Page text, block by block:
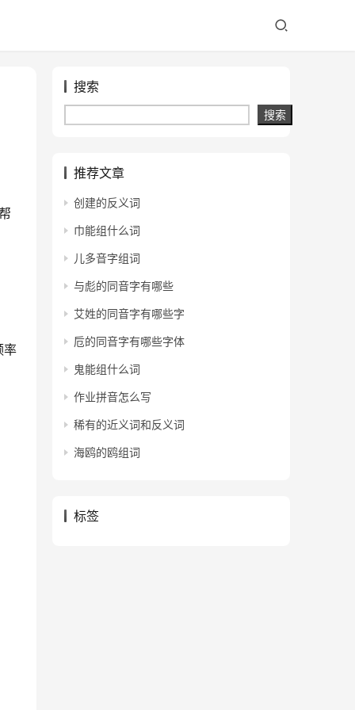
率
搜索
搜索
推荐文章
创建的反义词
巾能组什么词
儿多音字组词
与彪的同音字有哪些
艾姓的同音字有哪些字
卮的同音字有哪些字体
鬼能组什么词
作业拼音怎么写
稀有的近义词和反义词
海鸥的鸥组词
标签